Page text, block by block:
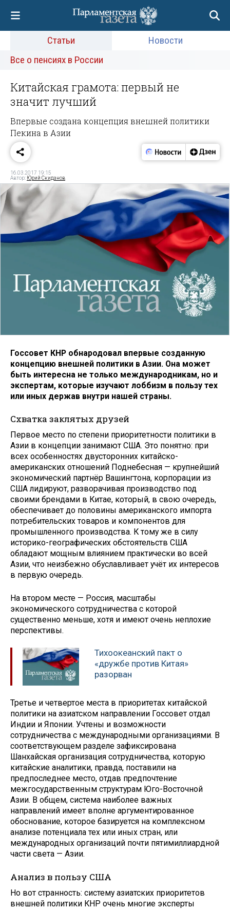
Статьи
Новости
Все о пенсиях в России
Китайская грамота: первый не
значит лучший
Впервые создана концепция внешней политики
Пекина в Азии
16.03.2017 19:15
Автор: Юрий Скиданов
Госсовет КНР обнародовал впервые созданную
концепцию внешней политики в Азии. Она может
быть интересна не только международникам, но и
экспертам, которые изучают лоббизм в пользу тех
или иных держав внутри нашей страны.
Схватка заклятых друзей
Первое место по степени приоритетности политики в
Азии в концепции занимают США. Это понятно: при
всех особенностях двусторонних китайско-
американских отношений Поднебесная — крупнейший
экономический партнёр Вашингтона, корпорации из
США лидируют, разворачивая производство под
своими брендами в Китае, который, в свою очередь,
обеспечивает до половины американского импорта
потребительских товаров и компонентов для
промышленного производства. К тому же в силу
историко-географических обстоятельств США
обладают мощным влиянием практически во всей
Азии, что неизбежно обуславливает учёт их интересов
в первую очередь.
На втором месте — Россия, масштабы
экономического сотрудничества с которой
существенно меньше, хотя и имеют очень неплохие
перспективы.
Тихоокеанский пакт о
«дружбе против Китая»
разорван
Третье и четвертое места в приоритетах китайской
политики на азиатском направлении Госсовет отдал
Индии и Японии. Учтены и возможности
сотрудничества с международными организациями. В
соответствующем разделе зафиксирована
Шанхайская организация сотрудничества, которую
китайские аналитики, правда, поставили на
предпоследнее место, отдав предпочтение
межгосударственным структурам Юго-Восточной
Азии. В общем, система наиболее важных
направлений имеет вполне аргументированное
обоснование, которое базируется на комплексном
анализе потенциала тех или иных стран, или
международных организаций почти пятимиллиардной
части света — Азии.
Анализ в пользу США
Но вот странность: систему азиатских приоритетов
внешней политики КНР очень многие эксперты